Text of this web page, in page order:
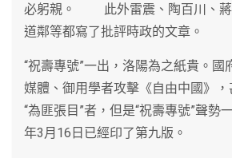
必躬親。 此外雷震、陶百川、蔣
道鄰等都寫了批評時政的文章。
“祝壽專號”一出，洛陽為之紙貴。國
媒體、御用學者攻擊《自由中國》
“為匪張目”者，但是“祝壽專號”聲勢
年3月16日已經印了第九版。